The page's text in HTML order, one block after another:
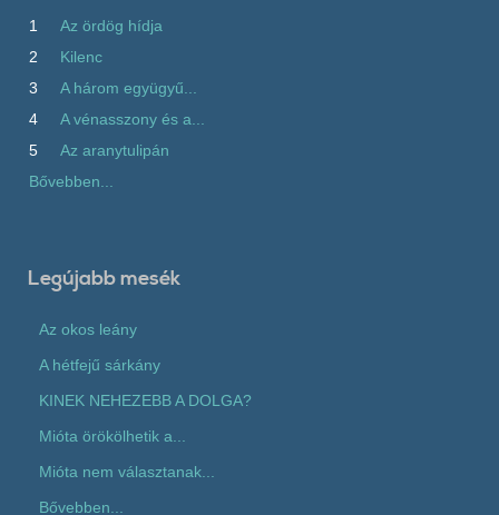
1
Az ördög hídja
2
Kilenc
3
A három együgyű...
4
A vénasszony és a...
5
Az aranytulipán
Bővebben...
Legújabb mesék
Az okos leány
A hétfejű sárkány
KINEK NEHEZEBB A DOLGA?
Mióta örökölhetik a...
Mióta nem választanak...
Bővebben...